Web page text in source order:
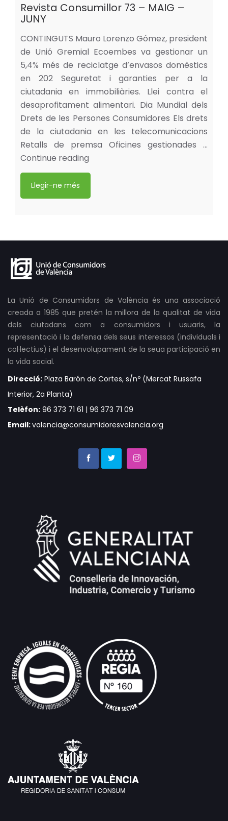
Revista Consumillor 73 – MAIG –
JUNY
CONTINGUTS Mauro Lorenzo Gómez, president
de Unió Gremial Ecoembes va gestionar un
5,4% més de reciclatge d’envasos domèstics
en 202 Seguretat i garanties per a la
ciutadania en immobiliàries. Llei contra el
desaprofitament alimentari. Dia Mundial dels
Drets de les Persones Consumidores Els drets
de la ciutadania en les telecomunicacions
Retalls de premsa Oficines gestionades …
Continue reading
Llegir-ne més
La Unió de Consumidors de València és una associació
creada a 1985 que pretén la millora de la qualitat de vida
dels ciutadans com a consumidors i usuaris, la
representació i la defensa dels seus interessos (individuals i
col·lectius) i el desenvolupament de la seua participació en
la vida social.
Direcció: Plaza Barón de Cortes, s/nº (Mercat Russafa
Interior, 2a Planta)
Telèfon: 96 373 71 61 | 96 373 71 09
Email:valencia@consumidoresvalencia.org